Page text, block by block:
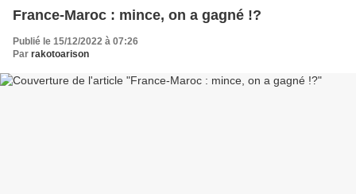
France-Maroc : mince, on a gagné !?
Publié le 15/12/2022 à 07:26
Par rakotoarison